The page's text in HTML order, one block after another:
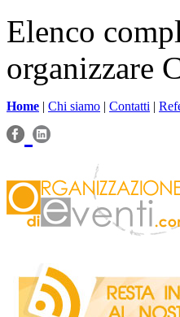
Elenco
organizzare
Home | Chi siamo | Contatti |